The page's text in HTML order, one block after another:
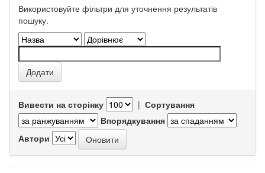
Використовуйте фільтри для уточнення результатів
пошуку.
Вивести на сторінку | Сортування
Впорядкування
Автори